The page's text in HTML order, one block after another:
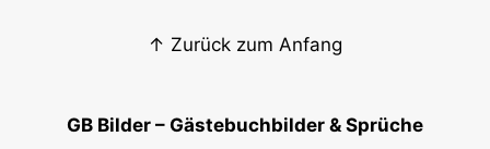
↑ Zurück zum Anfang
GB Bilder – Gästebuchbilder & Sprüche